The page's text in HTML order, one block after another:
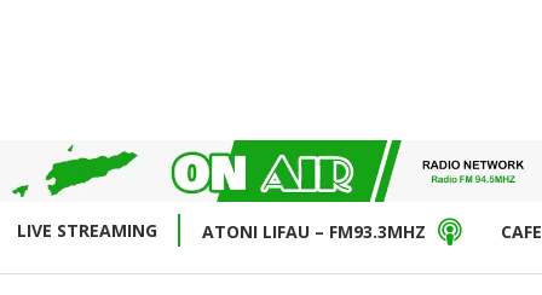
LIVE STREAMING ATONI LIFAU – FM93.3MHZ